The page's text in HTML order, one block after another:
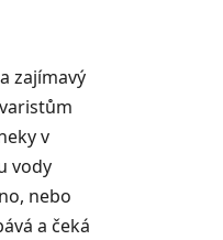
zajímavý
v
vody
nebo
a čeká